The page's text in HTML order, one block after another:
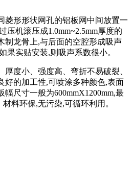
菱形形状网孔的铝板网中间放置一
压机滚压成1.0mm~2.5mm厚度的
制龙骨上,与后面的空腔形成吸声
果实贴安装,则吸声系数很小。
度小、强度高、弯折不易破裂、
好的加工性,可喷涂多种颜色,表面
尺寸一般为600mmX1200mm,最
材料环保,无污染,可循环利用。